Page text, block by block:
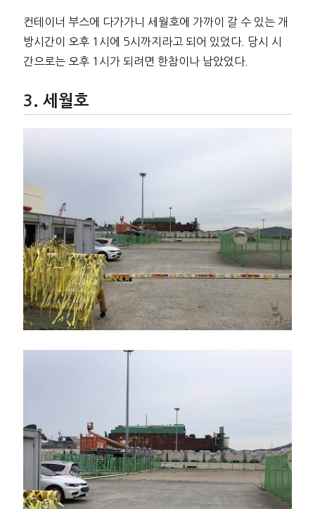
컨테이너 부스에 다가가니 세월호에 가까이 갈 수 있는 개
방시간이 오후 1시에 5시까지라고 되어 있었다. 당시 시
간으로는 오후 1시가 되려면 한참이나 남았었다.
세월호